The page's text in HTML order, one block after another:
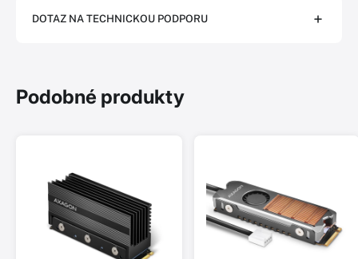
DOTAZ NA TECHNICKOU PODPORU
Podobné produkty